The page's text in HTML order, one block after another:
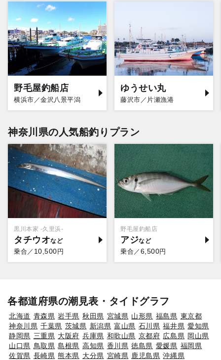
野毛屋釣船店
横浜市／金沢八景平潟
ゆうせい丸
藤沢市／片瀬漁港
神奈川県の人気船釣りプラン
黒川本家 -久里浜-
タチウオ
乗合／ 10,500円
野毛屋釣船店
アジ
乗合／ 6,500円
各都道府県の潮見表・タイドグラフ
北海道 青森県 岩手県 秋田県 宮城県 山形県 福島県 東京都
神奈川県 千葉県 茨城県 新潟県 富山県 石川県 福井県 愛知県
静岡県 三重県 大阪府 兵庫県 和歌山県 京都府 広島県 岡山県
山口県 鳥取県 島根県 高知県 香川県 徳島県 愛媛県 福岡県
佐賀県 長崎県 熊本県 大分県 宮崎県 鹿児島県 沖縄県